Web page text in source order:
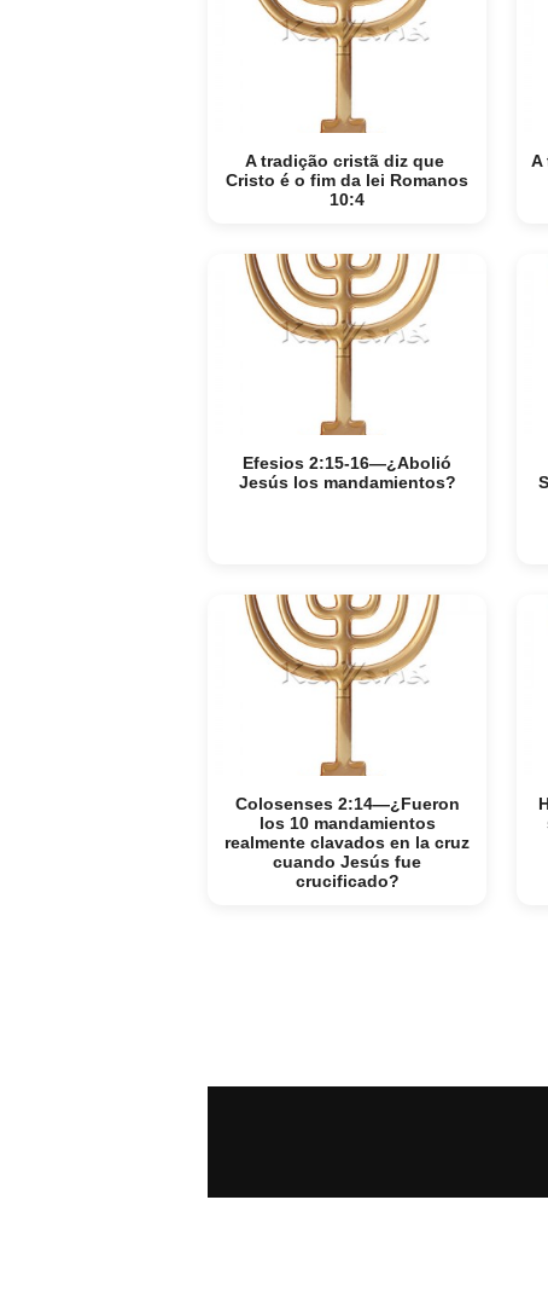
A tradição cristã diz que
Cristo é o fim da lei Romanos
10:4
A
Efesios 2:15-16—¿Abolió
Jesús los mandamientos?
Colosenses 2:14—¿Fueron
los 10 mandamientos
realmente clavados en la cruz
cuando Jesús fue
crucificado?